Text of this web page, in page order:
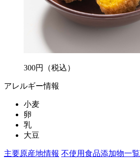
300円 （税込）
アレルギー情報
小麦
卵
乳
大豆
主要原産地情報 不使用食品添加物一覧